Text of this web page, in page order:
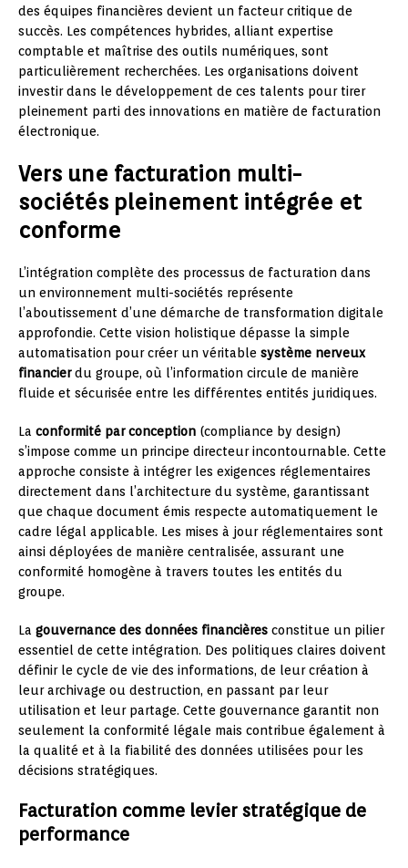
des équipes financières devient un facteur critique de
succès. Les compétences hybrides, alliant expertise
comptable et maîtrise des outils numériques, sont
particulièrement recherchées. Les organisations doivent
investir dans le développement de ces talents pour tirer
pleinement parti des innovations en matière de facturation
électronique.
Vers une facturation multi-
sociétés pleinement intégrée et
conforme
L’intégration complète des processus de facturation dans
un environnement multi-sociétés représente
l’aboutissement d’une démarche de transformation digitale
approfondie. Cette vision holistique dépasse la simple
automatisation pour créer un véritable système nerveux
financierdu groupe, où l’information circule de manière
fluide et sécurisée entre les différentes entités juridiques.
La conformité par conception (compliance by design)
s’impose comme un principe directeur incontournable. Cette
approche consiste à intégrer les exigences réglementaires
directement dans l’architecture du système, garantissant
que chaque document émis respecte automatiquement le
cadre légal applicable. Les mises à jour réglementaires sont
ainsi déployées de manière centralisée, assurant une
conformité homogène à travers toutes les entités du
groupe.
La gouvernance des données financières constitue un pilier
essentiel de cette intégration. Des politiques claires doivent
définir le cycle de vie des informations, de leur création à
leur archivage ou destruction, en passant par leur
utilisation et leur partage. Cette gouvernance garantit non
seulement la conformité légale mais contribue également à
la qualité et à la fiabilité des données utilisées pour les
décisions stratégiques.
Facturation comme levier stratégique de
performance